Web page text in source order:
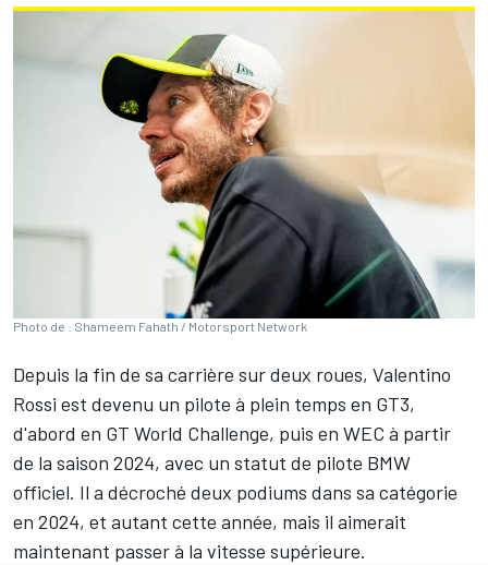
Photo de : Shameem Fahath / Motorsport Network
Depuis la fin de sa carrière sur deux roues, Valentino
Rossi est devenu un pilote à plein temps en GT3,
d'abord en GT World Challenge, puis en WEC à partir
de la saison 2024, avec un statut de pilote BMW
officiel. Il a décroché deux podiums dans sa catégorie
en 2024, et autant cette année, mais il aimerait
maintenant passer à la vitesse supérieure.